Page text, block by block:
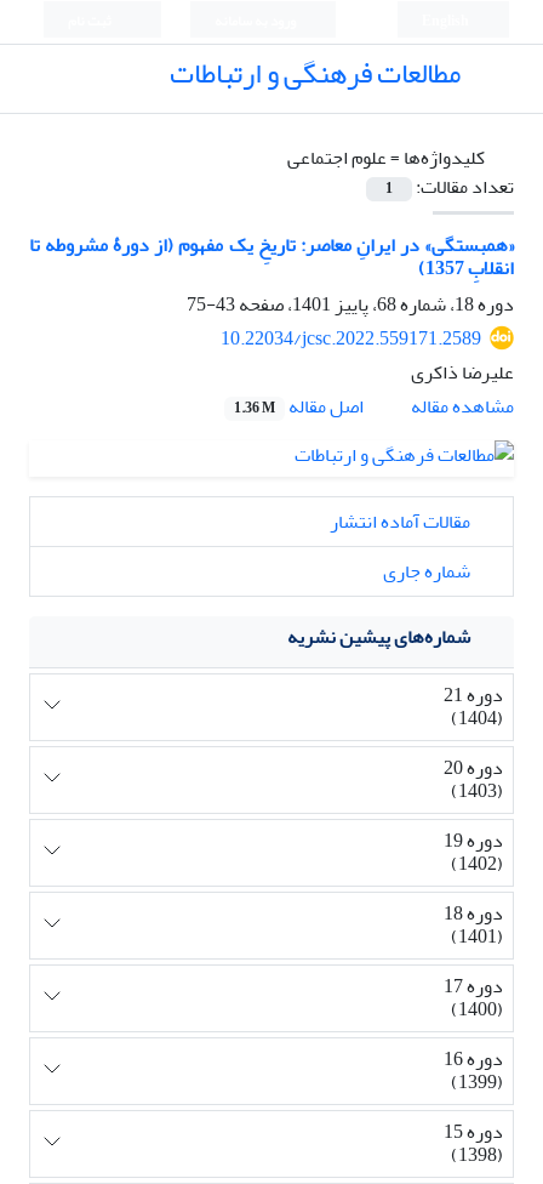
مطالعات فرهنگی و ارتباطات
کلیدواژه‌ها =علوم اجتماعی
تعداد مقالات:
1
«همبستگی» در ایرانِ معاصر: تاریخِ یک مفهوم (از دورۀ مشروطه تا
انقلابِ 1357)
دوره 18، شماره 68، پاییز 1401، صفحه
43-75
10.22034/jcsc.2022.559171.2589
علیرضا ذاکری
مشاهده مقاله
اصل مقاله 1.36 M
مقالات آماده انتشار
شماره جاری
شماره‌های پیشین نشریه
دوره 21
(1404)
دوره 20
(1403)
دوره 19
(1402)
دوره 18
(1401)
دوره 17
(1400)
دوره 16
(1399)
دوره 15
(1398)